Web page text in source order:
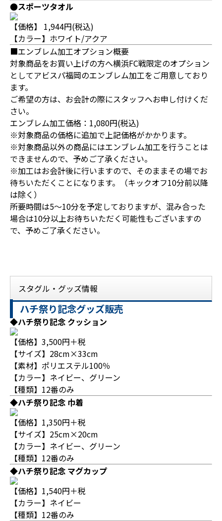
●スポーツタオル
【価格】 1,944円(税込)
【カラー】ホワイト/アクア
■エンブレム加工オプション概要
対象商品をお買い上げの方へ横浜FC戦限定のオプション
としてアビスパ福岡のエンブレム加工をご用意しており
ます。
ご希望の方は、お会計の際にスタッフへお申し付けくだ
さい。
エンブレム加工価格：1,080円(税込)
※対象商品の価格に追加で上記価格がかかります。
※対象商品以外の商品にはエンブレム加工を行うことは
できませんので、予めご了承ください。
※加工はお会計後に行いますので、そのままその場でお
待ちいただくことになります。（キックオフ10分前以降
は除く）
所要時間は5～10分を予定しておりますが、混み合った
場合は10分以上お待ちいただく可能性もございますの
で、予めご了承ください。
スタグル・グッズ情報
ハチ祭り記念グッズ販売
◆ハチ祭り記念 クッション
【価格】3,500円＋税
【サイズ】28cm×33cm
【素材】ポリエステル100％
【カラー】ネイビー、グリーン
【種類】12番のみ
◆ハチ祭り記念 巾着
【価格】1,350円＋税
【サイズ】25cm×20cm
【カラー】ネイビー、グリーン
【種類】12番のみ
◆ハチ祭り記念 マグカップ
【価格】1,540円＋税
【カラー】ネイビー
【種類】12番のみ